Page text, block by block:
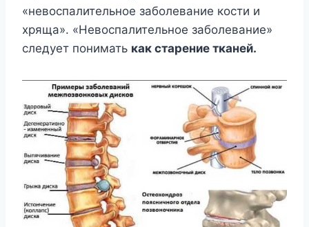
«невоспалительное заболевание кости и
хряща». «Невоспалительное заболевание»
следует понимать как старение тканей.